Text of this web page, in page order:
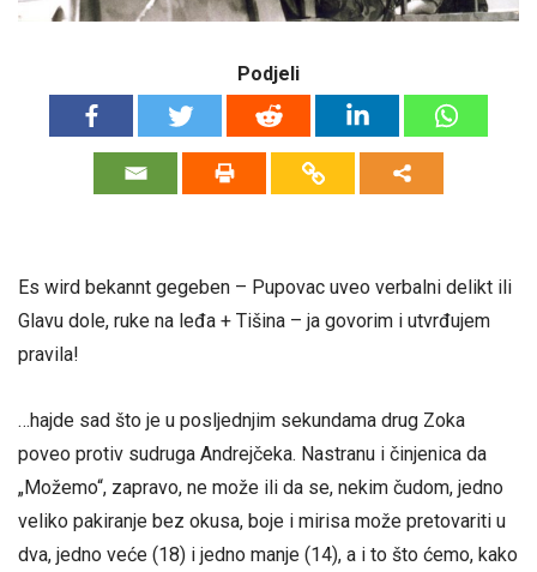
Podjeli
Es wird bekannt gegeben – Pupovac uveo verbalni delikt ili
Glavu dole, ruke na leđa + Tišina – ja govorim i utvrđujem
pravila!
…hajde sad što je u posljednjim sekundama drug Zoka
poveo protiv sudruga Andrejčeka. Nastranu i činjenica da
„Možemo“, zapravo, ne može ili da se, nekim čudom, jedno
veliko pakiranje bez okusa, boje i mirisa može pretovariti u
dva, jedno veće (18) i jedno manje (14), a i to što ćemo, kako